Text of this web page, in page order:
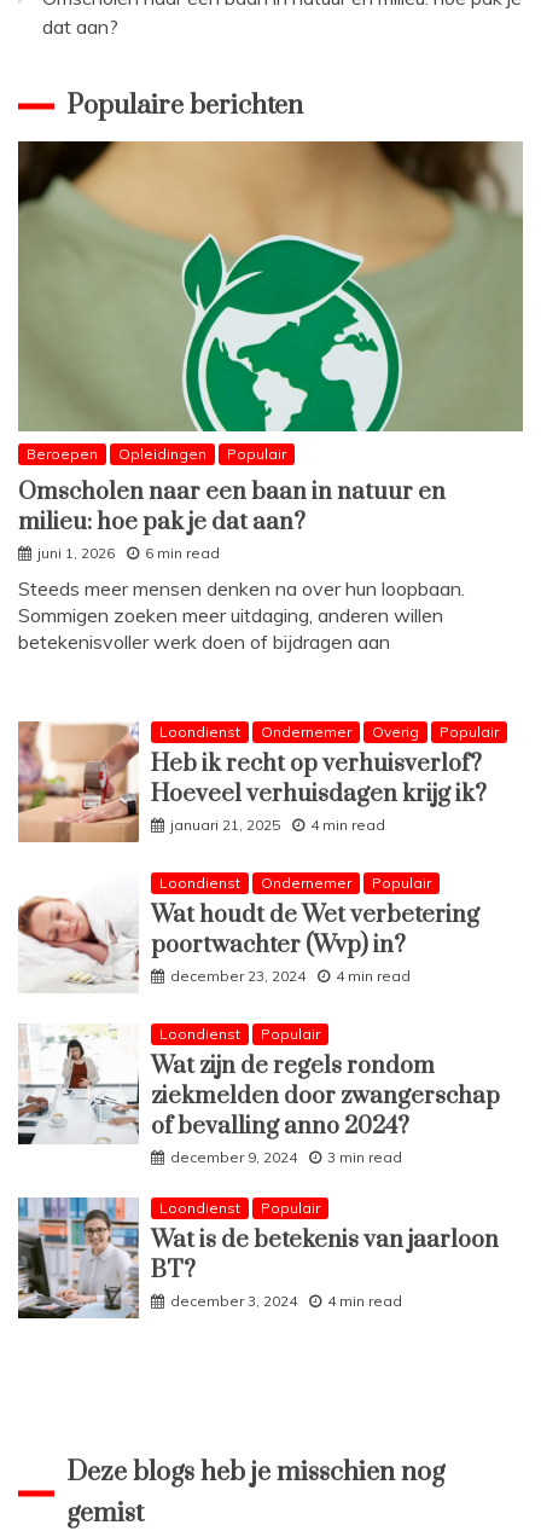
dat aan?
Populaire berichten
Beroepen Opleidingen Populair
Omscholen naar een baan in natuur en
milieu: hoe pak je dat aan?
juni 1, 2026 6 min read
Steeds meer mensen denken na over hun loopbaan.
Sommigen zoeken meer uitdaging, anderen willen
betekenisvoller werk doen of bijdragen aan
Loondienst Ondernemer Overig Populair
Heb ik recht op verhuisverlof?
Hoeveel verhuisdagen krijg ik?
januari 21, 2025 4 min read
Loondienst Ondernemer Populair
Wat houdt de Wet verbetering
poortwachter (Wvp) in?
december 23, 2024 4 min read
Loondienst Populair
Wat zijn de regels rondom
ziekmelden door zwangerschap
of bevalling anno 2024?
december 9, 2024 3 min read
Loondienst Populair
Wat is de betekenis van jaarloon
BT?
december 3, 2024 4 min read
Deze blogs heb je misschien nog
gemist